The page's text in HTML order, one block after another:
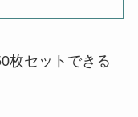
枚セットできる